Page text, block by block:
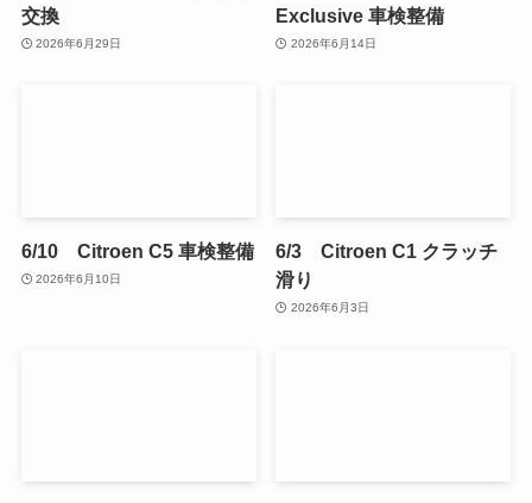
交換
2026年6月29日
Exclusive 車検整備
2026年6月14日
6/10 Citroen C5 車検整備
2026年6月10日
6/3 Citroen C1 クラッチ
滑り
2026年6月3日